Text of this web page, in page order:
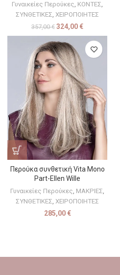
Γυναικείες Περούκες, ΚΟΝΤΕΣ,
ΣΥΝΘΕΤΙΚΕΣ, ΧΕΙΡΟΠΟΙΗΤΕΣ
357,00€ 324,00 €
Περούκα συνθετική Vita Mono
Part-Ellen Wille
Γυναικείες Περούκες, ΜΑΚΡΙΕΣ,
ΣΥΝΘΕΤΙΚΕΣ, ΧΕΙΡΟΠΟΙΗΤΕΣ
285,00 €